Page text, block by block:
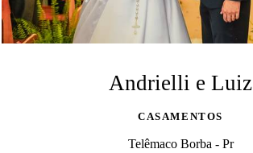
Andrielli e Luiz
CASAMENTOS
Telêmaco Borba - Pr